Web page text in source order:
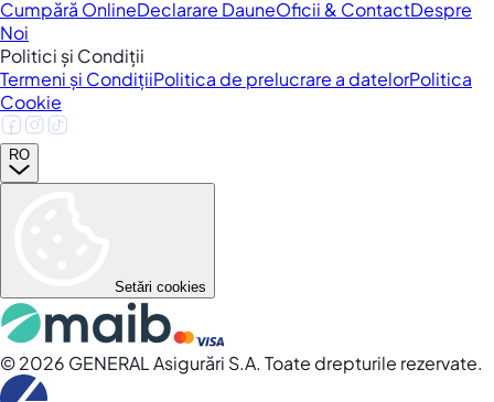
Cumpără OnlineDeclarare DauneOficii & ContactDespre
Noi
Politici și Condiții
Termeni și CondițiiPolitica de prelucrare a datelorPolitica
Cookie
RO
Setări cookies
©2026 GENERAL Asigurări S.A. Toate drepturile rezervate.